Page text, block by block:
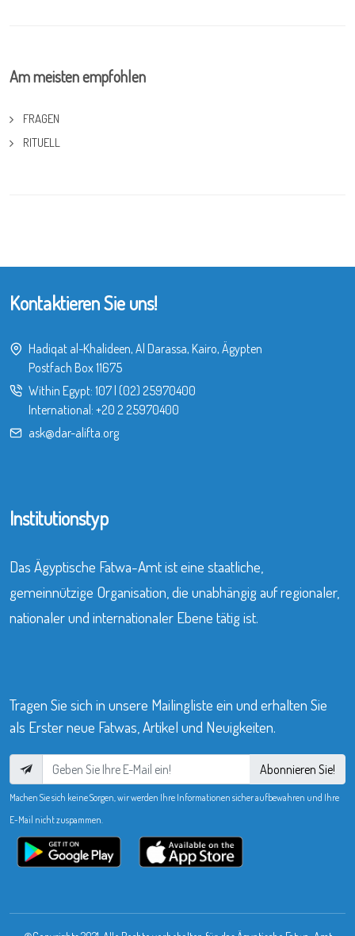
Am meisten empfohlen
FRAGEN
RITUELL
Kontaktieren Sie uns!
Hadiqat al-Khalideen, Al Darassa, Kairo, Ägypten
Postfach Box 11675
Within Egypt: 107| (02) 25970400
International: +20 2 25970400
ask@dar-alifta.org
Institutionstyp
Das Ägyptische Fatwa-Amt ist eine staatliche,
gemeinnützige Organisation, die unabhängig auf regionaler,
nationaler und internationaler Ebene tätig ist.
Tragen Sie sich in unsere Mailingliste ein und erhalten Sie
als Erster neue Fatwas, Artikel und Neuigkeiten.
Abonnieren Sie!
Machen Sie sich keine Sorgen, wir werden Ihre Informationen sicher aufbewahren und Ihre
E-Mail nicht zuspammen.